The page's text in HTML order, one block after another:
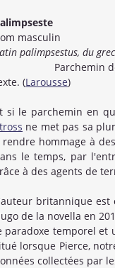
masculin
palimpsestus, du
Parchemin dont la
(Larousse)
si le parchemin en
ne met pas sa
rendre hommage à
le temps, par
à des agents de
britannique est
de la novella en
paradoxe temporel et
lorsque Pierce,
collectées par